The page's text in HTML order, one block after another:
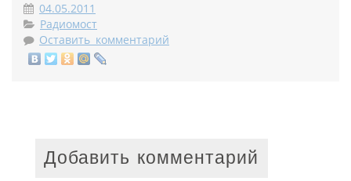
04.05.2011
Радиомост
Оставить комментарий
Добавить комментарий